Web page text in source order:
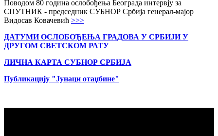
Поводом 80 година ослобођења Београда интервју за
СПУТНИК - председник СУБНОР Србија генерал-мајор
Видосав Ковачевић >>>
ДАТУМИ ОСЛОБОЂЕЊА ГРАДОВА У СРБИЈИ У
ДРУГОМ СВЕТСКОМ РАТУ
ЛИЧНА КАРТА СУБНОР СРБИЈА
Публикацију "Јунаци отаџбине"